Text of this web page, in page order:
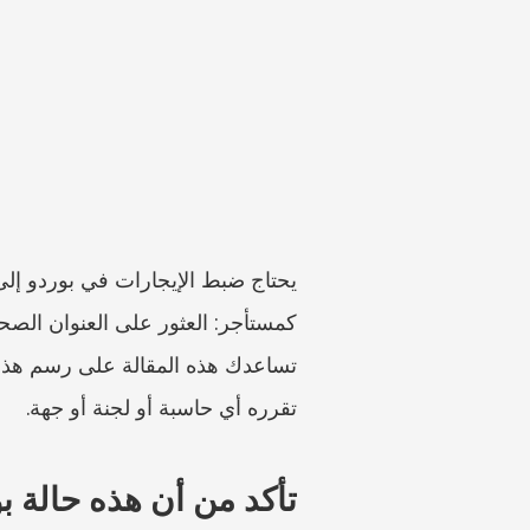
تقرره أي حاسبة أو لجنة أو جهة.
تأكد من أن هذه حالة